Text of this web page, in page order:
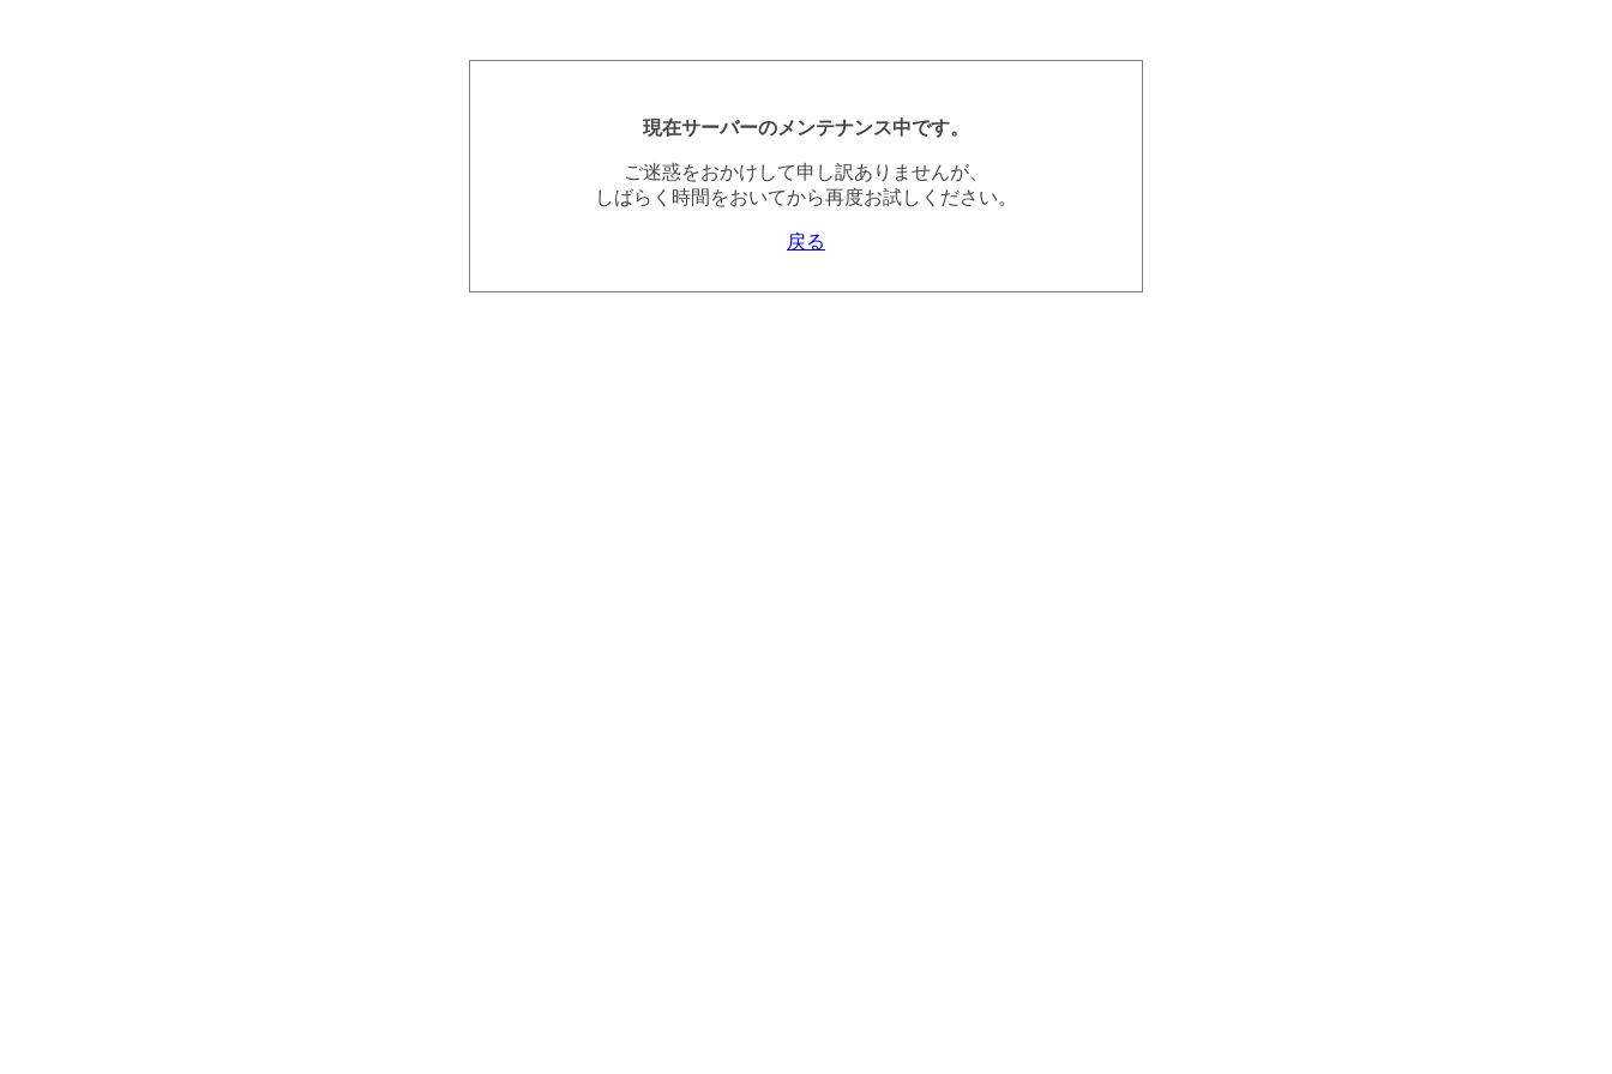
現在サーバーのメンテナンス中です。
ご迷惑をおかけして申し訳ありませんが、
しばらく時間をおいてから再度お試しください。
戻る